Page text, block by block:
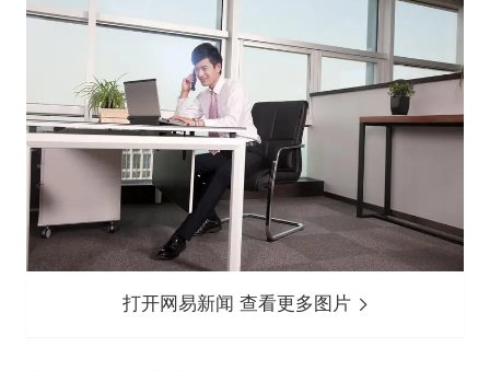
打开网易新闻 查看更多图片